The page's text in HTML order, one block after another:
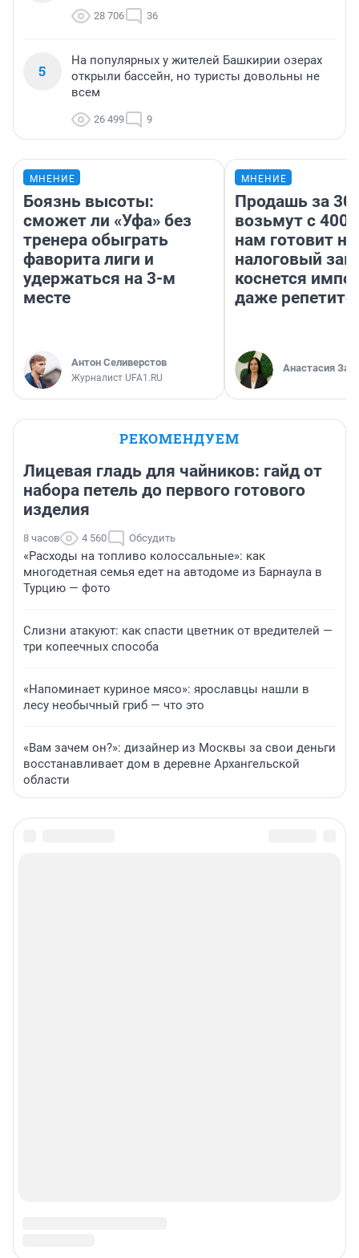
28 706 36
5
На популярных у жителей Башкирии озерах
открыли бассейн, но туристы довольны не
всем
26 499 9
МНЕНИЕ
Боязнь высоты:
сможет ли «Уфа» без
тренера обыграть
фаворита лиги и
удержаться на 3-м
месте
Антон Селиверстов
Журналист UFA1.RU
МНЕНИЕ
Продашь за
возьмут с
нам готовит
налоговый
коснется
даже
Анастасия
РЕКОМЕНДУЕМ
Лицевая гладь для чайников: гайд от
набора петель до первого готового
изделия
8 часов 4 560 Обсудить
«Расходы на топливо колоссальные»: как
многодетная семья едет на автодоме из Барнаула в
Турцию — фото
Слизни атакуют: как спасти цветник от вредителей —
три копеечных способа
«Напоминает куриное мясо»: ярославцы нашли в
лесу необычный гриб — что это
«Вам зачем он?»: дизайнер из Москвы за свои деньги
восстанавливает дом в деревне Архангельской
области